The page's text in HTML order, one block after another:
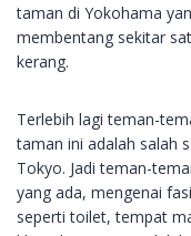
taman di Yokohama
membentang sekitar
kerang.
Terlebih lagi teman-
taman ini adalah salah
Tokyo. Jadi teman-
yang ada, mengenai
seperti toilet, tempat